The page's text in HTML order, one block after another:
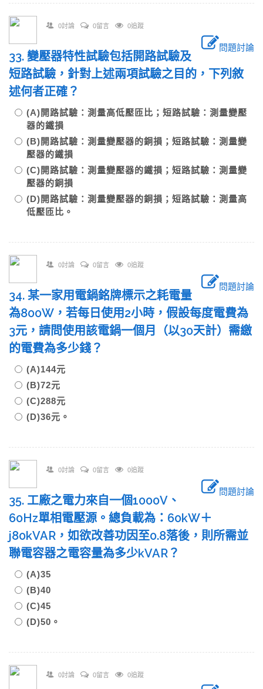
0討論 0留言 0追蹤
問題討論
33. 變壓器特性試驗包括開路試驗及
短路試驗，針對上述兩項試驗之目的，下列敘
述何者正確？
(A)開路試驗：測量高低壓匝比；短路試驗：測量變壓
器的鐵損
(B)開路試驗：測量變壓器的銅損；短路試驗：測量變
壓器的鐵損
(C)開路試驗：測量變壓器的鐵損；短路試驗：測量變
壓器的銅損
(D)開路試驗：測量變壓器的銅損；短路試驗：測量高
低壓匝比。
0討論 0留言 0追蹤
問題討論
34. 某一家用電鍋銘牌標示之耗電量
為800W，若每日使用2小時，假設每度電費為
3元，請問使用該電鍋一個月（以30天計）需繳
的電費為多少錢？
(A)144元
(B)72元
(C)288元
(D)36元。
0討論 0留言 0追蹤
問題討論
35. 工廠之電力來自一個1000V、
60Hz單相電壓源。總負載為：60kW＋
j80kVAR，如欲改善功因至0.8落後，則所需並
聯電容器之電容量為多少kVAR？
(A)35
(B)40
(C)45
(D)50。
0討論 0留言 0追蹤